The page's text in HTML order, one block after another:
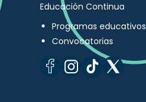
Educación Continua
Programas educativos
Convocatorias